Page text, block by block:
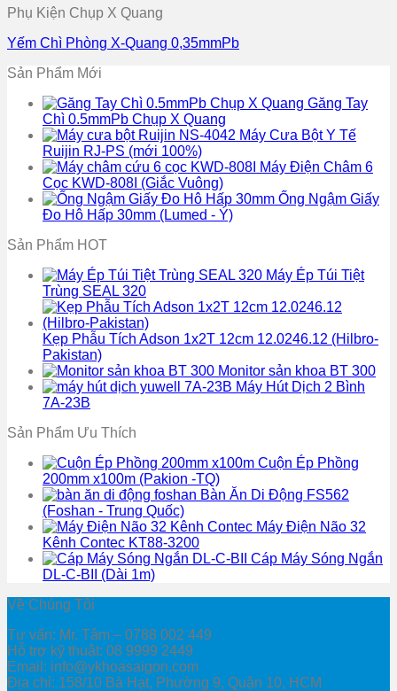
Phụ Kiện Chụp X Quang
Yếm Chì Phòng X-Quang 0,35mmPb
Sản Phẩm Mới
Găng Tay
Chì 0.5mmPb Chụp X Quang
Máy Cưa Bột Y Tế
Ruijin RJ-PS (mới 100%)
Máy Điện Châm 6
Cọc KWD-808I (Giắc Vuông)
Ống Ngậm Giấy
Đo Hô Hấp 30mm (Lumed - Ý)
Sản Phẩm HOT
Máy Ép Túi Tiệt
Trùng SEAL 320
Kẹp Phẫu Tích Adson 1x2T 12cm 12.0246.12 (Hilbro-
Pakistan)
Monitor sản khoa BT 300
Máy Hút Dịch 2 Bình
7A-23B
Sản Phẩm Ưu Thích
Cuộn Ép Phồng
200mm x100m (Pakion -TQ)
Bàn Ăn Di Động FS562
(Foshan - Trung Quốc)
Máy Điện Não 32
Kênh Contec KT88-3200
Cáp Máy Sóng Ngắn
DL-C-BII (Dài 1m)
Về Chúng Tôi
Tư vấn: Mr. Tâm – 0788 002 449
Hỗ trợ kỹ thuật: 08 9999 2449
Email: info@ykhoasaigon.com
Địa chỉ: 158/10 Bà Hạt, Phường 9, Quận 10, HCM